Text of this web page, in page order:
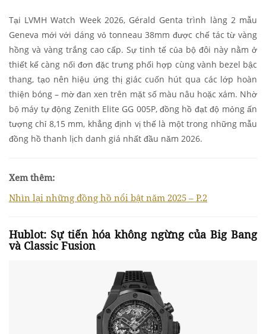
Tại LVMH Watch Week 2026, Gérald Genta trình làng 2 mẫu
Geneva mới với dáng vỏ tonneau 38mm được chế tác từ vàng
hồng và vàng trắng cao cấp. Sự tinh tế của bộ đôi này nằm ở
thiết kế càng nối đơn đặc trưng phối hợp cùng vành bezel bậc
thang, tạo nên hiệu ứng thị giác cuốn hút qua các lớp hoàn
thiện bóng – mờ đan xen trên mặt số màu nâu hoặc xám. Nhờ
bộ máy tự động Zenith Elite GG 005P, đồng hồ đạt độ mỏng ấn
tượng chỉ 8,15 mm, khẳng định vị thế là một trong những mẫu
đồng hồ thanh lịch danh giá nhất đầu năm 2026.
Xem thêm:
Nhìn lại những đồng hồ nổi bật năm 2025 – P.2
Hublot: Sự tiến hóa không ngừng của Big Bang
và Classic Fusion